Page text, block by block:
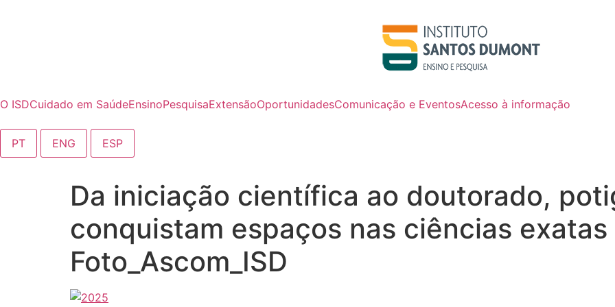
O ISDCuidado em SaúdeEnsinoPesquisaExtensãoOportunidadesComunicação e EventosAcesso à informação
PT ENG ESP
Da iniciação científica ao doutorado,
conquistam espaços nas ciências exatas
Foto_Ascom_ISD